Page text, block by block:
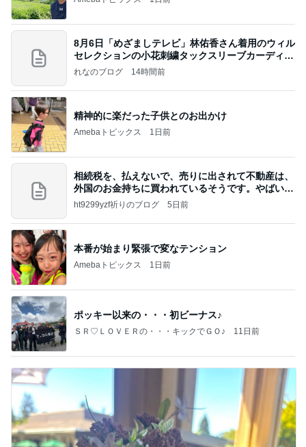
8月6日「めざましテレビ」林佑香さん着用のウィル
セレクションの小花刺繍タックスリーブカーディガ
ン
れなのブログ 14時間前
精神的に楽だった子供とのお出かけ
Amebaトピックス 1日前
相続税を、払えないで、売りに出されて不動産は、
外国のお金持ちに買われているそうです。やばいで
すよ
ht9299yzf祈りのブログ 5日前
本番が始まり緊張で変なテンション
Amebaトピックス 1日前
ポッキー以来の・・・初ビーナス♪
ＳＲ♡ＬＯＶＥＲの・・・キックでＧＯ♪ 11日前